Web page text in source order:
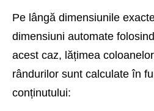
Pe lângă dimensiunile
dimensiuni automate
acest caz, lățimea
rândurilor sunt calculate în
conținutului: